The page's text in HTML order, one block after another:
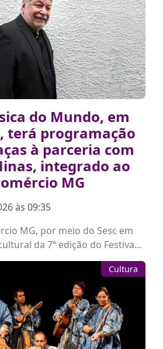
do Mundo, em
terá programação
à parceria com
integrado ao
MG
às 09:35
MG, por meio do Sesc em
da 7ª edição do Festiva...
Cultura